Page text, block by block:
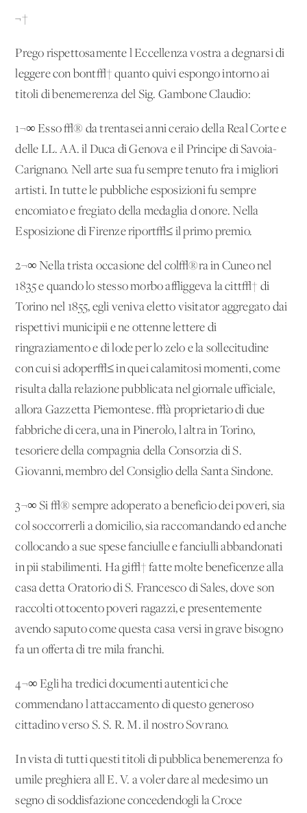
¬†
Prego rispettosamente l'Eccellenza vostra a degnarsi di
leggere con bont√† quanto quivi espongo intorno ai
titoli di benemerenza del Sig. Gambone Claudio:
1¬∞ Esso √® da trentasei anni ceraio della Real Corte e
delle LL. AA. il Duca di Genova e il Principe di Savoia-
Carignano. Nell'arte sua fu sempre tenuto fra i migliori
artisti. In tutte le pubbliche esposizioni fu sempre
encomiato e fregiato della medaglia d'onore. Nella
Esposizione di Firenze riport√≤ il primo premio.
2¬∞ Nella trista occasione del col√®ra in Cuneo nel
1835 e quando lo stesso morbo affliggeva la citt√† di
Torino nel 1855, egli veniva eletto visitator aggregato dai
rispettivi municipii e ne ottenne lettere di
ringraziamento e di lode per lo zelo e la sollecitudine
con cui si adoper√≤ in quei calamitosi momenti, come
risulta dalla relazione pubblicata nel giornale ufficiale,
allora Gazzetta Piemontese. √à proprietario di due
fabbriche di cera, una in Pinerolo, l'altra in Torino,
tesoriere della compagnia della Consorzia di S.
Giovanni, membro del Consiglio della Santa Sindone.
3¬∞ Si √® sempre adoperato a beneficio dei poveri, sia
col soccorrerli a domicilio, sia raccomandando ed anche
collocando a sue spese fanciulle e fanciulli abbandonati
in pii stabilimenti. Ha gi√† fatte molte beneficenze alla
casa detta Oratorio di S. Francesco di Sales, dove son
raccolti ottocento poveri ragazzi, e presentemente
avendo saputo come questa casa versi in grave bisogno
fa un'offerta di tre mila franchi.
4¬∞ Egli ha tredici documenti autentici che
commendano l'attaccamento di questo generoso
cittadino verso S. S. R. M. il nostro Sovrano.
In vista di tutti questi titoli di pubblica benemerenza fo'
umile preghiera all'E. V. a voler dare al medesimo un
segno di soddisfazione concedendogli la Croce